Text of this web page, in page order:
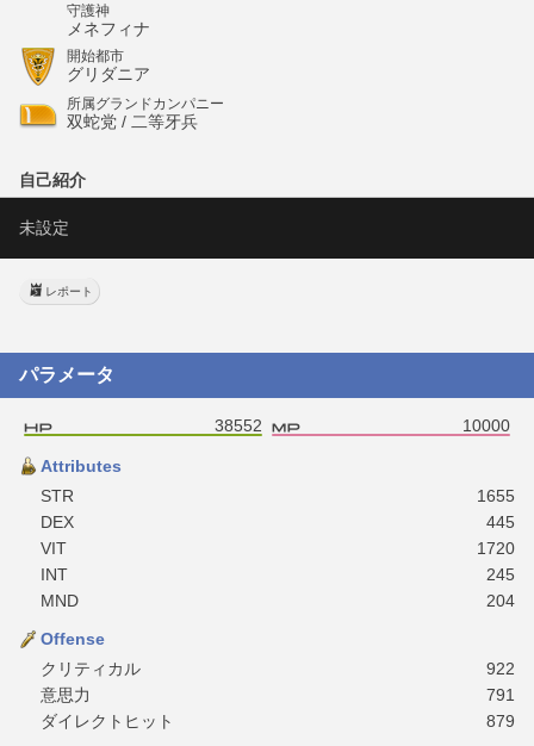
守護神
メネフィナ
開始都市
グリダニア
所属グランドカンパニー
双蛇党 / 二等牙兵
自己紹介
未設定
レポート
パラメータ
38552 10000
Attributes
STR
1655
DEX
445
VIT
1720
INT
245
MND
204
Offense
クリティカル
922
意思力
791
ダイレクトヒット
879